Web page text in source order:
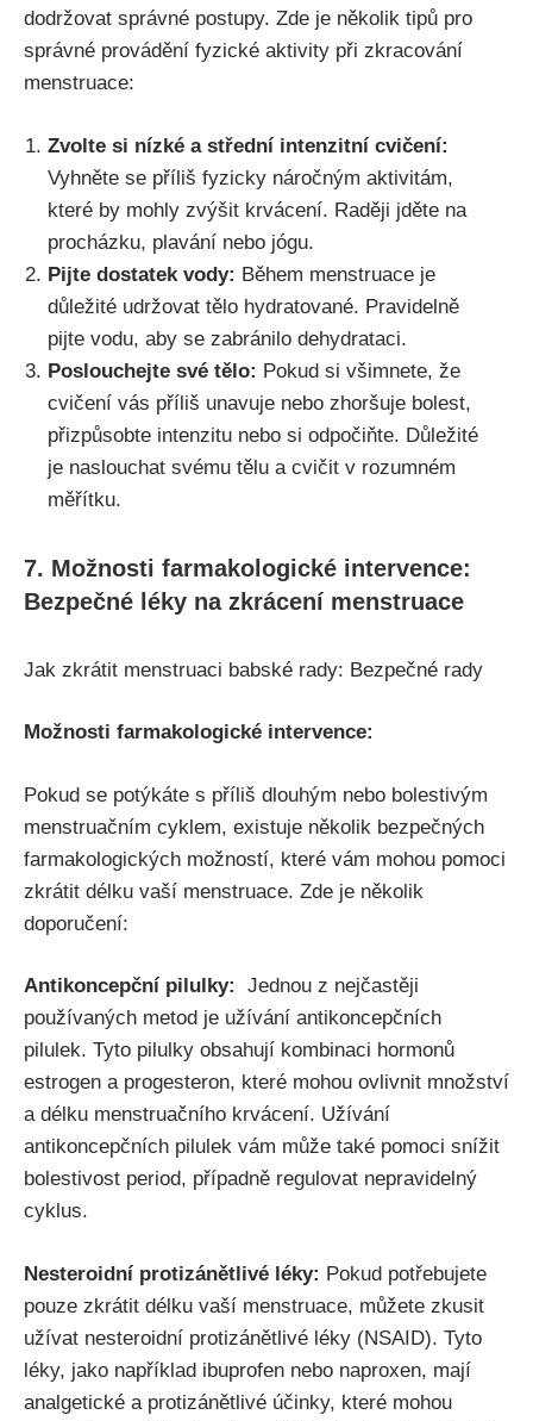
dodržovat‍ správné‍ postupy. Zde je několik tipů pro
správné provádění fyzické aktivity při zkracování
menstruace:
Zvolte si nízké a⁢ střední intenzitní cvičení:
Vyhněte se příliš fyzicky ‍náročným aktivitám,
které by mohly zvýšit krvácení. Raději jděte na
procházku, plavání nebo jógu.
Pijte‌ dostatek vody: Během menstruace je
důležité udržovat tělo hydratované.‍ Pravidelně
pijte vodu,⁣ aby se zabránilo ⁣dehydrataci.
Poslouchejte své tělo: Pokud si všimnete, že
cvičení vás příliš ‌unavuje nebo zhoršuje ​bolest,
přizpůsobte intenzitu nebo si odpočiňte. Důležité
je naslouchat‍ svému tělu a cvičit ⁣v ‌rozumném
měřítku.
7. Možnosti⁣ farmakologické intervence:
Bezpečné ⁢léky na zkrácení menstruace
Jak zkrátit menstruaci babské rady:⁤ Bezpečné rady
Možnosti farmakologické intervence:
Pokud se potýkáte s příliš⁢ dlouhým nebo ​bolestivým⁤
menstruačním ‍cyklem, existuje několik bezpečných
farmakologických možností, které vám mohou pomoci
zkrátit ​délku vaší​ menstruace. ⁣Zde je několik
doporučení:
Antikoncepční ‌pilulky:
​ Jednou z ⁣nejčastěji
používaných metod je užívání ‍antikoncepčních
pilulek. Tyto pilulky obsahují kombinaci hormonů
estrogen ‍a progesteron, které mohou ovlivnit množství
a délku menstruačního ⁤krvácení. Užívání
antikoncepčních pilulek ⁣vám může také pomoci‍ snížit
bolestivost period, případně regulovat nepravidelný
cyklus.
Nesteroidní ⁤protizánětlivé léky: Pokud potřebujete
‍pouze zkrátit délku ⁢vaší menstruace, můžete zkusit
užívat ⁣nesteroidní protizánětlivé léky (NSAID). Tyto
léky, ⁤jako⁢ například ibuprofen nebo naproxen, mají⁢
analgetické a protizánětlivé účinky, které mohou